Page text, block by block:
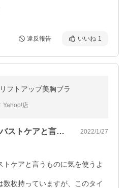
違反報告 いいね 1
フトアップ美胸ブラ
Yahoo!店
最近になって、やっとバストケアと言うも… 2022/1/27
ケアと言うものに気を使うよ
枚持っていますが、このタイ